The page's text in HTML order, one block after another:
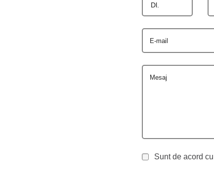
Dl.
E-mail
Mesaj
Sunt de acord cu